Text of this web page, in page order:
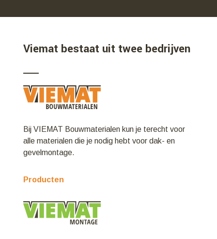
Viemat bestaat uit twee bedrijven
Bij VIEMAT Bouwmaterialen kun je terecht voor
alle materialen die je nodig hebt voor dak- en
gevelmontage.
Producten